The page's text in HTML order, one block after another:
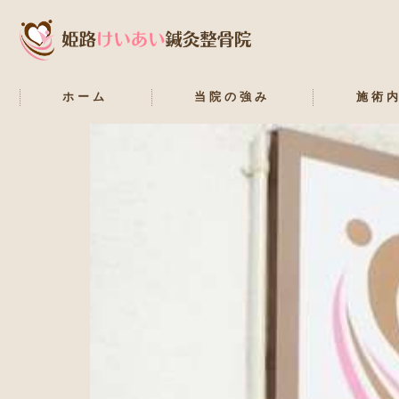
ホーム 当院の強み 施術
交通事故
捻挫・肉
坐骨神経痛
腰痛
肩こり・頭